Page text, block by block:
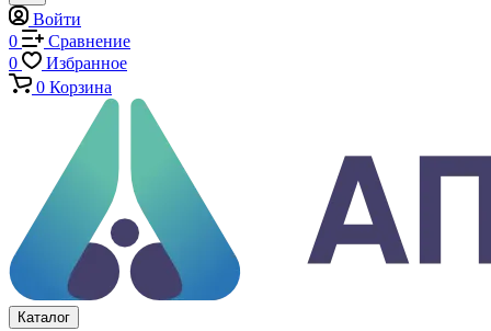
Климатические камеры
Механические толщиномеры защитных покрытий
Аттестация испытательного оборудования
Калибровка средств измерений
Каталог
По всему сайту
По каталогу
Войти
0
Сравнение
0
Избранное
0 Корзина